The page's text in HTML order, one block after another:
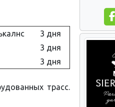
3 дня
3 дня
3 дня
трасс.